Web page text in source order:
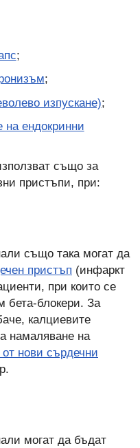
;
;
изпускане);
ендокринни
също за
пристъпи, при:
също така могат да
пристъп (инфаркт
при които се
бета-блокери. За
калциевите
намаляване на
от нови сърдечни
могат да бъдат